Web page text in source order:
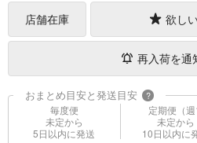
店舗在庫 欲し
再入荷を通
おまとめ目安と発送目安 ?
毎度便
未定から
5日以内に発送
定期便（
未定から
10日以内に